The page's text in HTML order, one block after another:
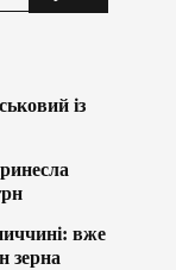
із
вже
зерна